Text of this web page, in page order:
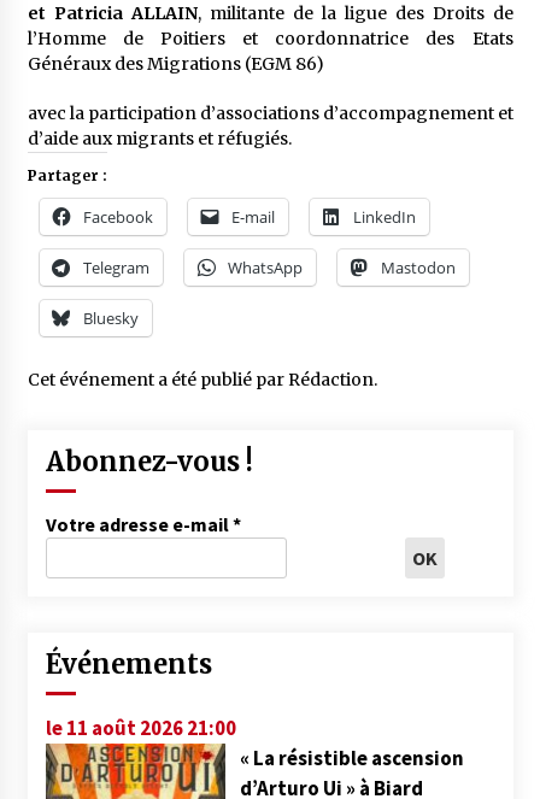
et Patricia ALLAIN, militante de la ligue des Droits de
l’Homme de Poitiers et coordonnatrice des Etats
Généraux des Migrations (EGM 86)
avec la participation d’associations d’accompagnement et
d’aide aux migrants et réfugiés.
Partager :
Facebook E-mail LinkedIn
Telegram WhatsApp Mastodon
Bluesky
Cet événement a été publié parRédaction.
Abonnez-vous !
Votre adresse e-mail*
Événements
le 11 août 2026 21:00
« La résistible ascension
d’Arturo Ui » à Biard